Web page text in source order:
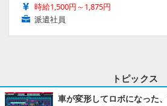
時給1,500円～1,875円
派遣社員
トピックス
車が変形してロボになった